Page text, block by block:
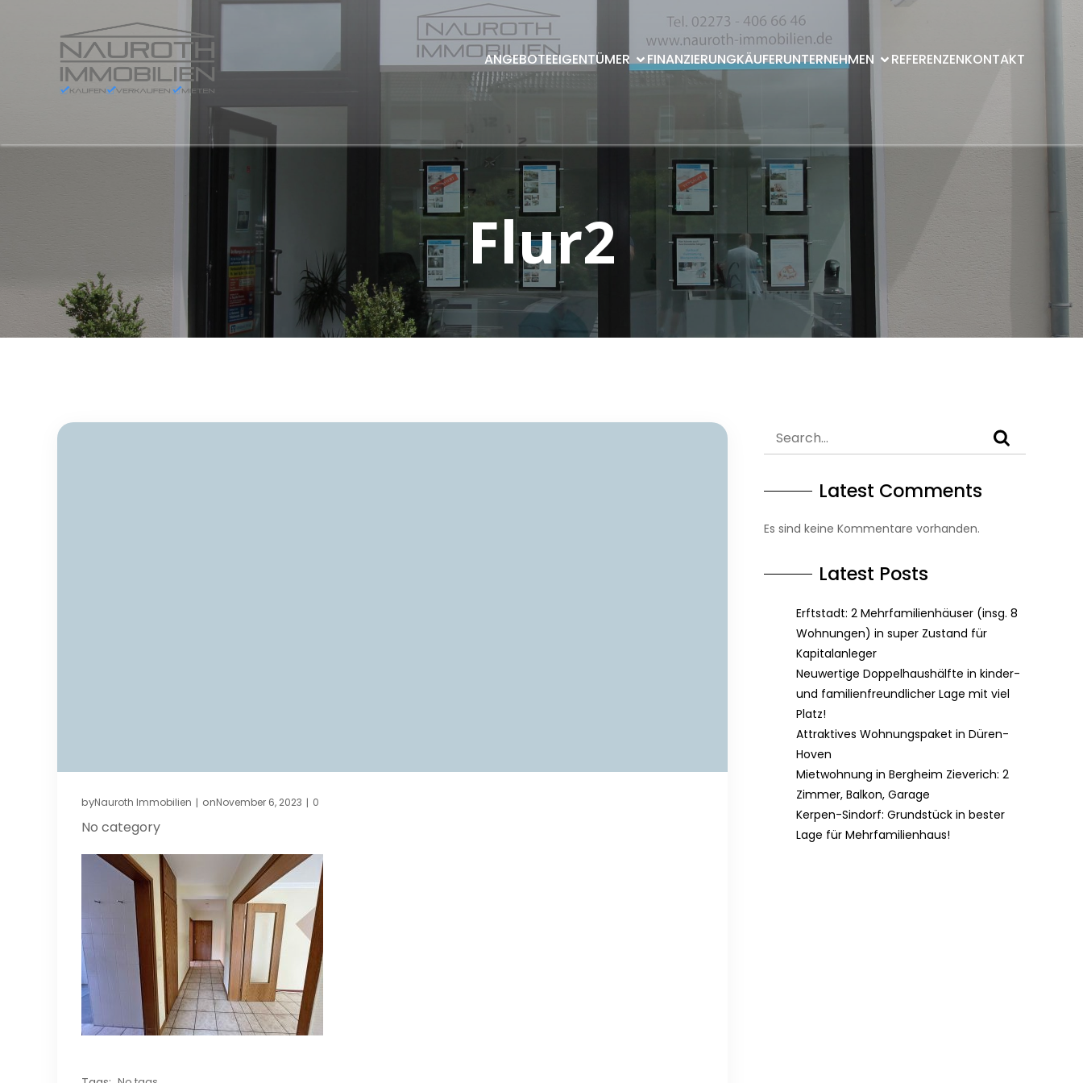
ANGEBOTEEIGENTÜMER FINANZIERUNGKÄUFERUNTERNEHMEN REFERENZENKONTAKT
Flur2
byNauroth Immobilien | onNovember 6, 2023 | 0
No category
Latest Comments
Es sind keine Kommentare vorhanden.
Latest Posts
Erftstadt: 2 Mehrfamilienhäuser (insg. 8
Wohnungen) in super Zustand für
Kapitalanleger
Neuwertige Doppelhaushälfte in kinder-
und familienfreundlicher Lage mit viel
Platz!
Attraktives Wohnungspaket in Düren-
Hoven
Mietwohnung in Bergheim Zieverich: 2
Zimmer, Balkon, Garage
Kerpen-Sindorf: Grundstück in bester
Lage für Mehrfamilienhaus!